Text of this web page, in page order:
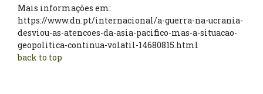
Mais informações em:
https://www.dn.pt/internacional/a-guerra-na-ucrania-
desviou-as-atencoes-da-asia-pacifico-mas-a-situacao-
geopolitica-continua-volatil-14680815.html
back to top